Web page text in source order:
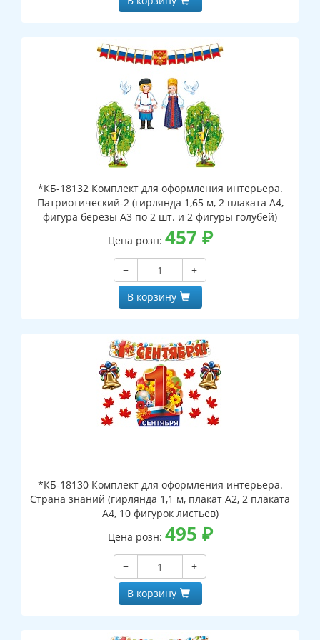
*КБ-18132 Комплект для оформления интерьера.
Патриотический-2 (гирлянда 1,65 м, 2 плаката А4,
фигура березы А3 по 2 шт. и 2 фигуры голубей)
Цена розн: 457 ₽
−
+
В корзину
*КБ-18130 Комплект для оформления интерьера.
Страна знаний (гирлянда 1,1 м, плакат А2, 2 плаката
А4, 10 фигурок листьев)
Цена розн: 495 ₽
−
+
В корзину